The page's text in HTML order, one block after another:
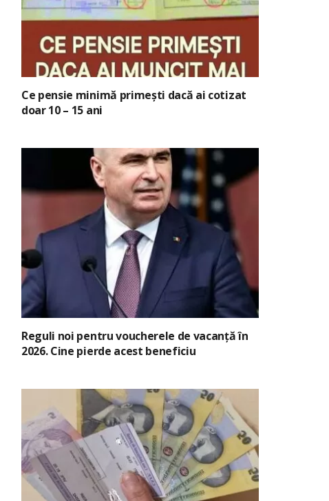
Ce pensie minimă primești dacă ai cotizat
doar 10 – 15 ani
Reguli noi pentru voucherele de vacanță în
2026. Cine pierde acest beneficiu